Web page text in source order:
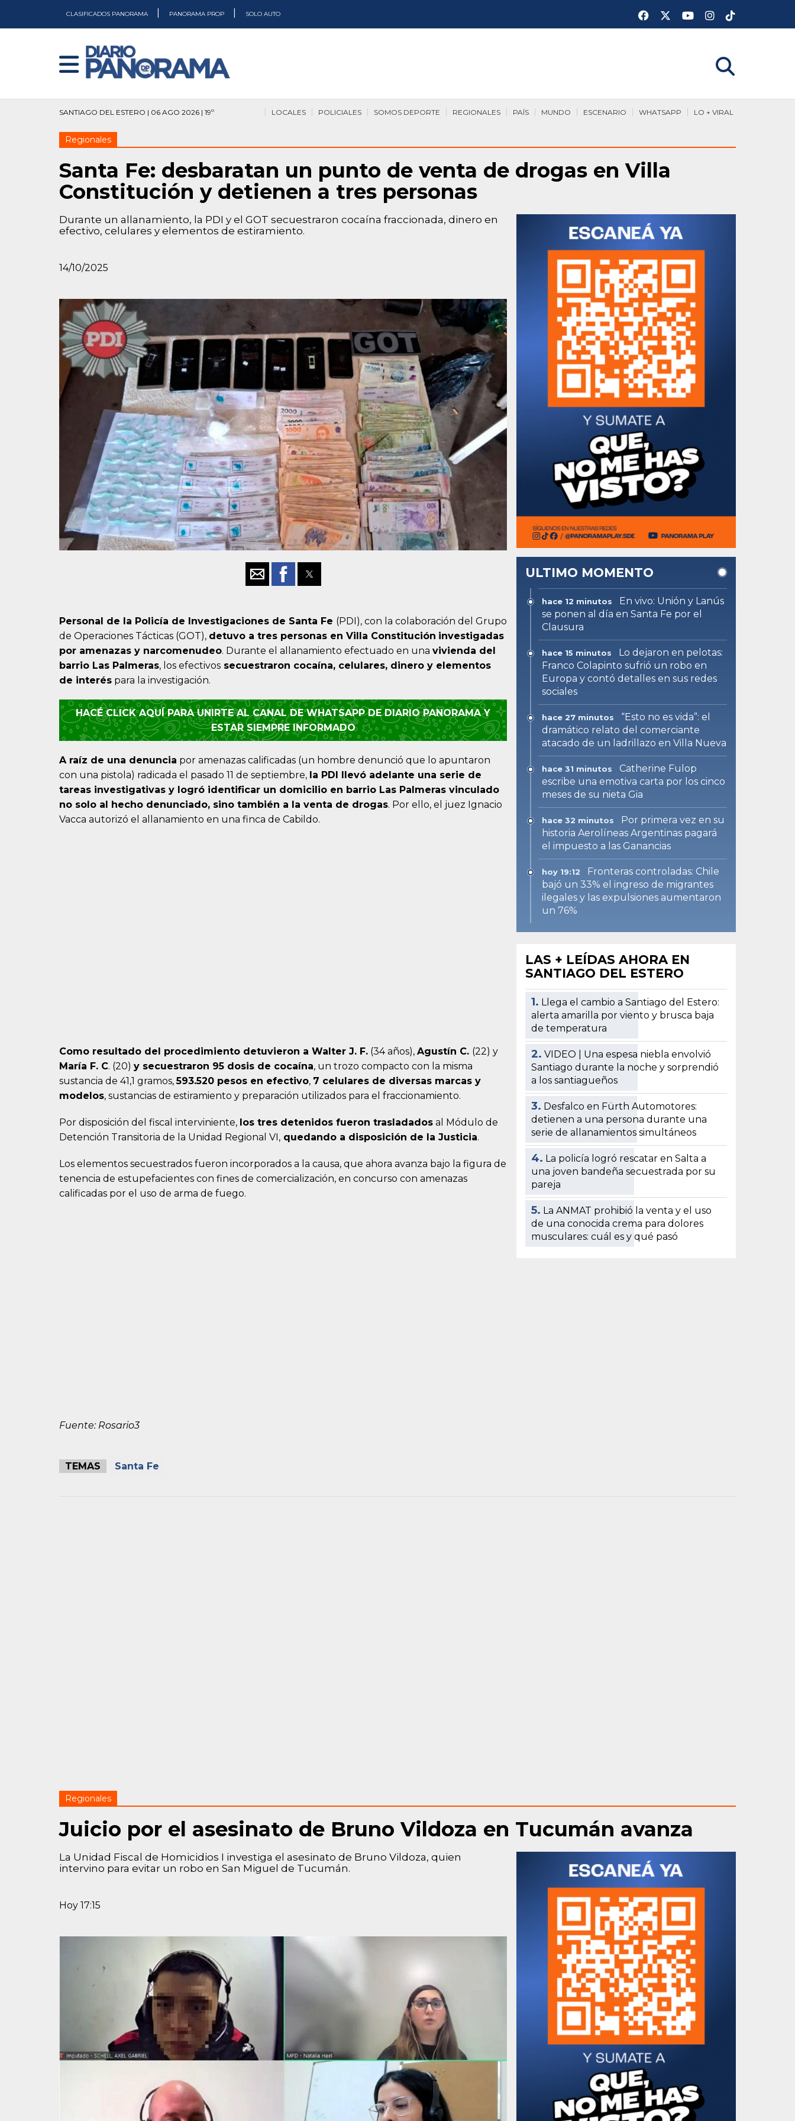
CLASIFICADOS PANORAMA PANORAMA PROP SOLO AUTO
SANTIAGO DEL ESTERO | 06 AGO 2026 | 19º LO + VIRAL
WHATSAPP
ESCENARIO
MUNDO
PAÍS
REGIONALES
SOMOS DEPORTE
POLICIALES
LOCALES
Regionales
Santa Fe: desbaratan un punto de venta de drogas en Villa
Constitución y detienen a tres personas
Durante un allanamiento, la PDI y el GOT secuestraron cocaína fraccionada, dinero en
efectivo, celulares y elementos de estiramiento.
14/10/2025
Personal de la Policía de Investigaciones de Santa Fe (PDI), con la colaboración del Grupo
de Operaciones Tácticas (GOT), detuvo a tres personas en Villa Constitución investigadas
por amenazas y narcomenudeo. Durante el allanamiento efectuado en una vivienda del
barrio Las Palmeras, los efectivos secuestraron cocaína, celulares, dinero y elementos
de interés para la investigación.
HACÉ CLICK AQUÍ PARA UNIRTE AL CANAL DE WHATSAPP DE DIARIO PANORAMA Y
ESTAR SIEMPRE INFORMADO
A raíz de una denuncia por amenazas calificadas (un hombre denunció que lo apuntaron
con una pistola) radicada el pasado 11 de septiembre, la PDI llevó adelante una serie de
tareas investigativas y logró identificar un domicilio en barrio Las Palmeras vinculado
no solo al hecho denunciado, sino también a la venta de drogas. Por ello, el juez Ignacio
Vacca autorizó el allanamiento en una finca de Cabildo.
Como resultado del procedimiento detuvieron a Walter J. F. (34 años), Agustín C. (22) y
María F. C. (20) y secuestraron 95 dosis de cocaína, un trozo compacto con la misma
sustancia de 41,1 gramos,593.520 pesos en efectivo, 7 celulares de diversas marcas y
modelos, sustancias de estiramiento y preparación utilizados para el fraccionamiento.
Por disposición del fiscal interviniente, los tres detenidos fueron trasladados al Módulo de
Detención Transitoria de la Unidad Regional VI, quedando a disposición de la Justicia.
Los elementos secuestrados fueron incorporados a la causa, que ahora avanza bajo la figura de
tenencia de estupefacientes con fines de comercialización, en concurso con amenazas
calificadas por el uso de arma de fuego.
Fuente: Rosario3
TEMAS Santa Fe
ULTIMO MOMENTO
hace 12 minutos
En vivo: Unión y Lanús
se ponen al día en Santa Fe por el
Clausura
hace 15 minutos
Lo dejaron en pelotas:
Franco Colapinto sufrió un robo en
Europa y contó detalles en sus redes
sociales
hace 27 minutos
“Esto no es vida”: el
dramático relato del comerciante
atacado de un ladrillazo en Villa Nueva
hace 31 minutos
Catherine Fulop
escribe una emotiva carta por los cinco
meses de su nieta Gia
hace 32 minutos
Por primera vez en su
historia Aerolíneas Argentinas pagará
el impuesto a las Ganancias
hoy 19:12
Fronteras controladas: Chile
bajó un 33% el ingreso de migrantes
ilegales y las expulsiones aumentaron
un 76%
LAS + LEÍDAS AHORA EN
SANTIAGO DEL ESTERO
1. Llega el cambio a Santiago del Estero:
alerta amarilla por viento y brusca baja
de temperatura
2. VIDEO | Una espesa niebla envolvió
Santiago durante la noche y sorprendió
a los santiagueños
3. Desfalco en Fürth Automotores:
detienen a una persona durante una
serie de allanamientos simultáneos
4. La policía logró rescatar en Salta a
una joven bandeña secuestrada por su
pareja
5. La ANMAT prohibió la venta y el uso
de una conocida crema para dolores
musculares: cuál es y qué pasó